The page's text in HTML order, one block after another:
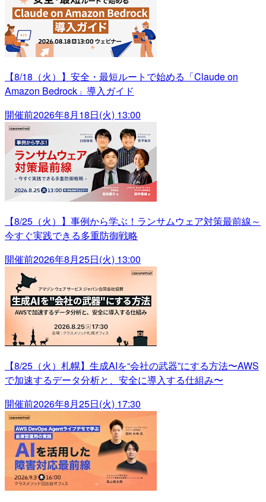
【8/18（火）】安全・最短ルートで始める「Claude on
Amazon Bedrock」導入ガイド
開催前2026年8月18日(火) 13:00
【8/25（火）】事例から学ぶ！ランサムウェア対策最前線～
今すぐ実践できる多重防御戦略
開催前2026年8月25日(火) 13:00
【8/25（火）札幌】生成AIを“会社の武器”にする方法〜AWS
で加速するデータ分析と、安全に導入する仕組み〜
開催前2026年8月25日(火) 17:30